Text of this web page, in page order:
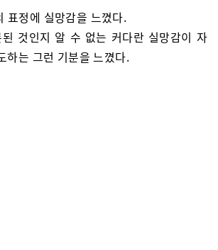
표정에 실망감을 느꼈다.
된 것인지 알 수 없는 커다란 실망감이 자
하는 그런 기분을 느꼈다.